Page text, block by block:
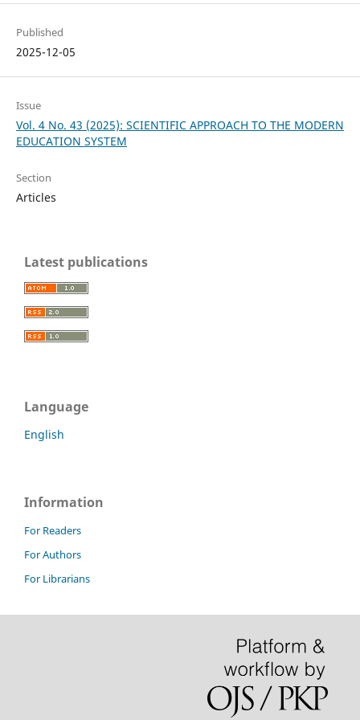
Published
2025-12-05
Issue
Vol. 4 No. 43 (2025): SCIENTIFIC APPROACH TO THE MODERN
EDUCATION SYSTEM
Section
Articles
Latest publications
Language
English
Information
For Readers
For Authors
For Librarians